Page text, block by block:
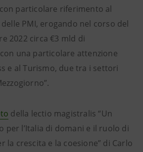
particolare riferimento al
PMI, erogando nel corso del
2022 circa €3 mld di
una particolare attenzione
e al Turismo, due tra i settori
della lectio magistralis “Un
per l’Italia di domani e il ruolo di
la crescita e la coesione” di Carlo